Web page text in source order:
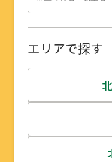
エリアで探す